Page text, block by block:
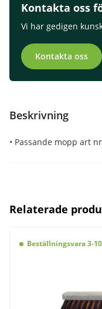
Kontakta oss
Vi har gedigen
Kontakta oss
Beskrivning
• Passande mopp art
Relaterade
Beställningsvara 3-